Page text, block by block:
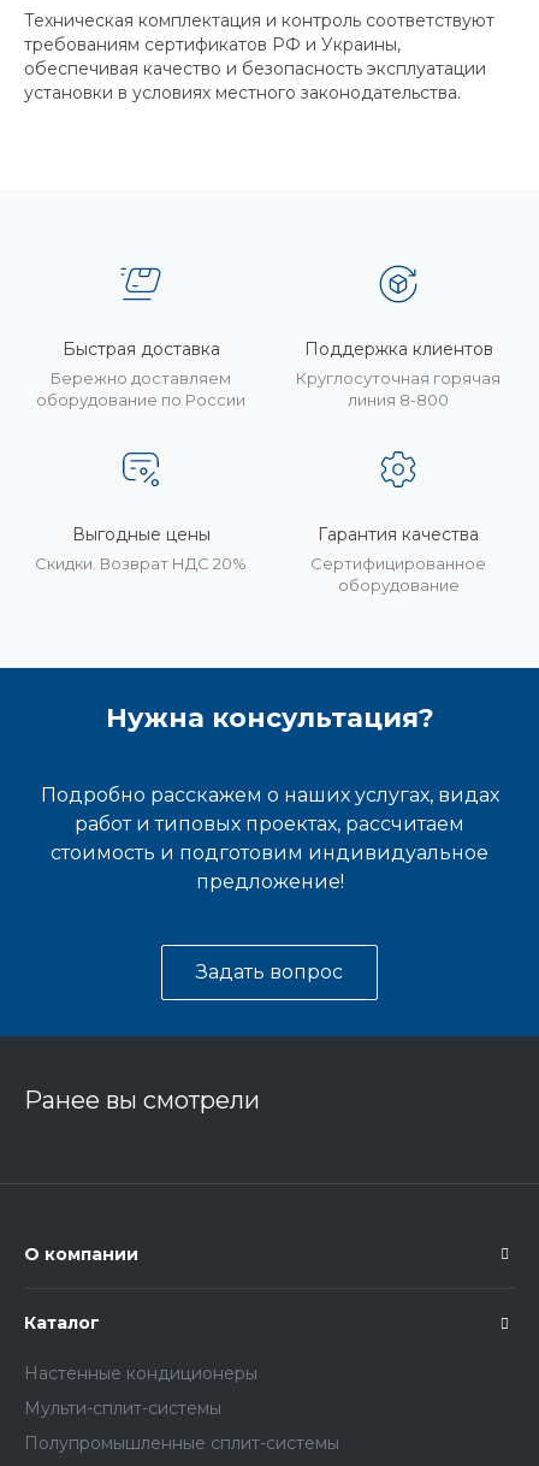
Техническая комплектация и контроль соответствуют
требованиям сертификатов РФ и Украины,
обеспечивая качество и безопасность эксплуатации
установки в условиях местного законодательства.
Быстрая доставка
Бережно доставляем
оборудование по России
Поддержка клиентов
Круглосуточная горячая
линия 8-800
Выгодные цены
Скидки. Возврат НДС 20%
Гарантия качества
Сертифицированное
оборудование
Нужна консультация?
Подробно расскажем о наших услугах, видах
работ и типовых проектах, рассчитаем
стоимость и подготовим индивидуальное
предложение!
Задать вопрос
Ранее вы смотрели
О компании
Каталог
Настенные кондиционеры
Мульти-сплит-системы
Полупромышленные сплит-системы